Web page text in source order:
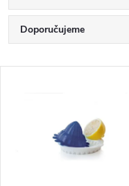
Ř
a
Doporučujeme
Abecedně